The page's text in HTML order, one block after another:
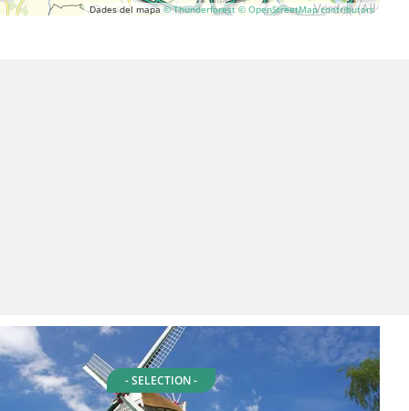
Dades del mapa© Thunderforest © OpenStreetMap contributors
- SELECTION -